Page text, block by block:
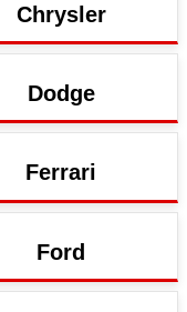
Chrysler
Dodge
Ferrari
Ford